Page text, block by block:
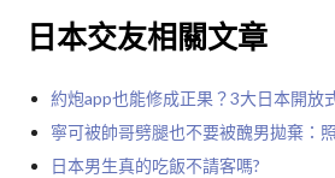
日本交友相關文章
約炮app也能修成正果？3大日本開放
寧可被帥哥劈腿也不要被醜男拋棄：
日本男生真的吃飯不請客嗎?